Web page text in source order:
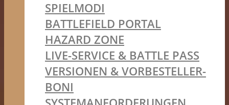
SPIELMODI
BATTLEFIELD PORTAL
HAZARD ZONE
LIVE-SERVICE & BATTLE PASS
VERSIONEN & VORBESTELLER-
BONI